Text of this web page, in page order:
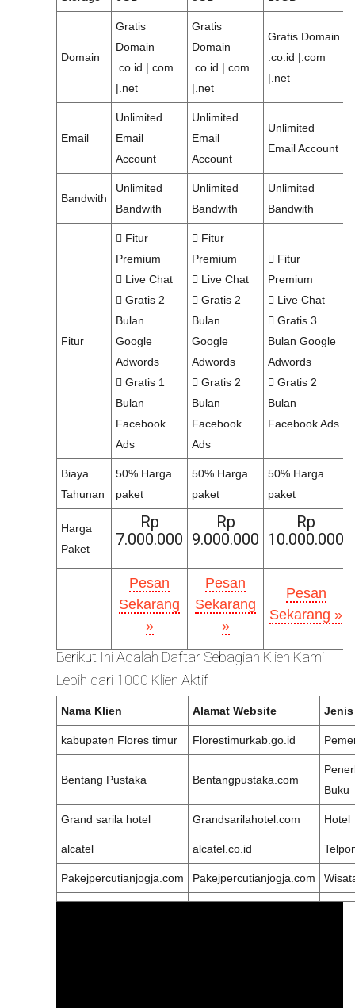
Domain
Gratis
Domain
.co.id |.com
|.net
Gratis
Domain
.co.id |.com
|.net
Gratis Domain
.co.id |.com
|.net
Email
Unlimited
Email
Account
Unlimited
Email
Account
Unlimited
Email Account
Bandwith
Unlimited
Bandwith
Unlimited
Bandwith
Unlimited
Bandwith
Fitur
Fitur
Premium
Live Chat
Gratis 2
Bulan
Google
Adwords
Gratis 1
Bulan
Facebook
Ads
Fitur
Premium
Live Chat
Gratis 2
Bulan
Google
Adwords
Gratis 2
Bulan
Facebook
Ads
Fitur
Premium
Live Chat
Gratis 3
Bulan Google
Adwords
Gratis 2
Bulan
Facebook Ads
Biaya
Tahunan
50% Harga
paket
50% Harga
paket
50% Harga
paket
Harga
Paket
Rp
7.000.000
Rp
9.000.000
Rp
10.000.000
Pesan
Sekarang
»
Pesan
Sekarang
»
Pesan
Sekarang »
Berikut Ini Adalah Daftar Sebagian Klien Kami
Lebih dari 1000 Klien Aktif
Nama Klien Alamat Website Jenis
kabupaten Flores timur Florestimurkab.go.id
Bentang Pustaka Bentangpustaka.com
Buku
Grand sarila hotel Grandsarilahotel.com Hotel
alcatel alcatel.co.id
Pakejpercutianjogja.com Pakejpercutianjogja.com